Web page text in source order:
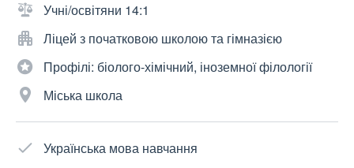
Учні/освітяни 14:1
Ліцей з початковою школою та гімназією
Профілі: біолого-хімічний, іноземної філології
Міська школа
Українська мова навчання